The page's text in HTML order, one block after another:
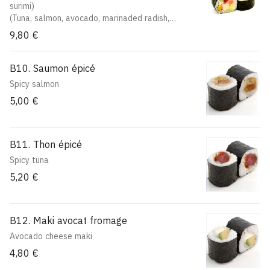
surimi)
(Tuna, salmon, avocado, marinaded radish,
cucumber, surimi)
9,80 €
B10. Saumon épicé
Spicy salmon
5,00 €
B11. Thon épicé
Spicy tuna
5,20 €
B12. Maki avocat fromage
Avocado cheese maki
4,80 €